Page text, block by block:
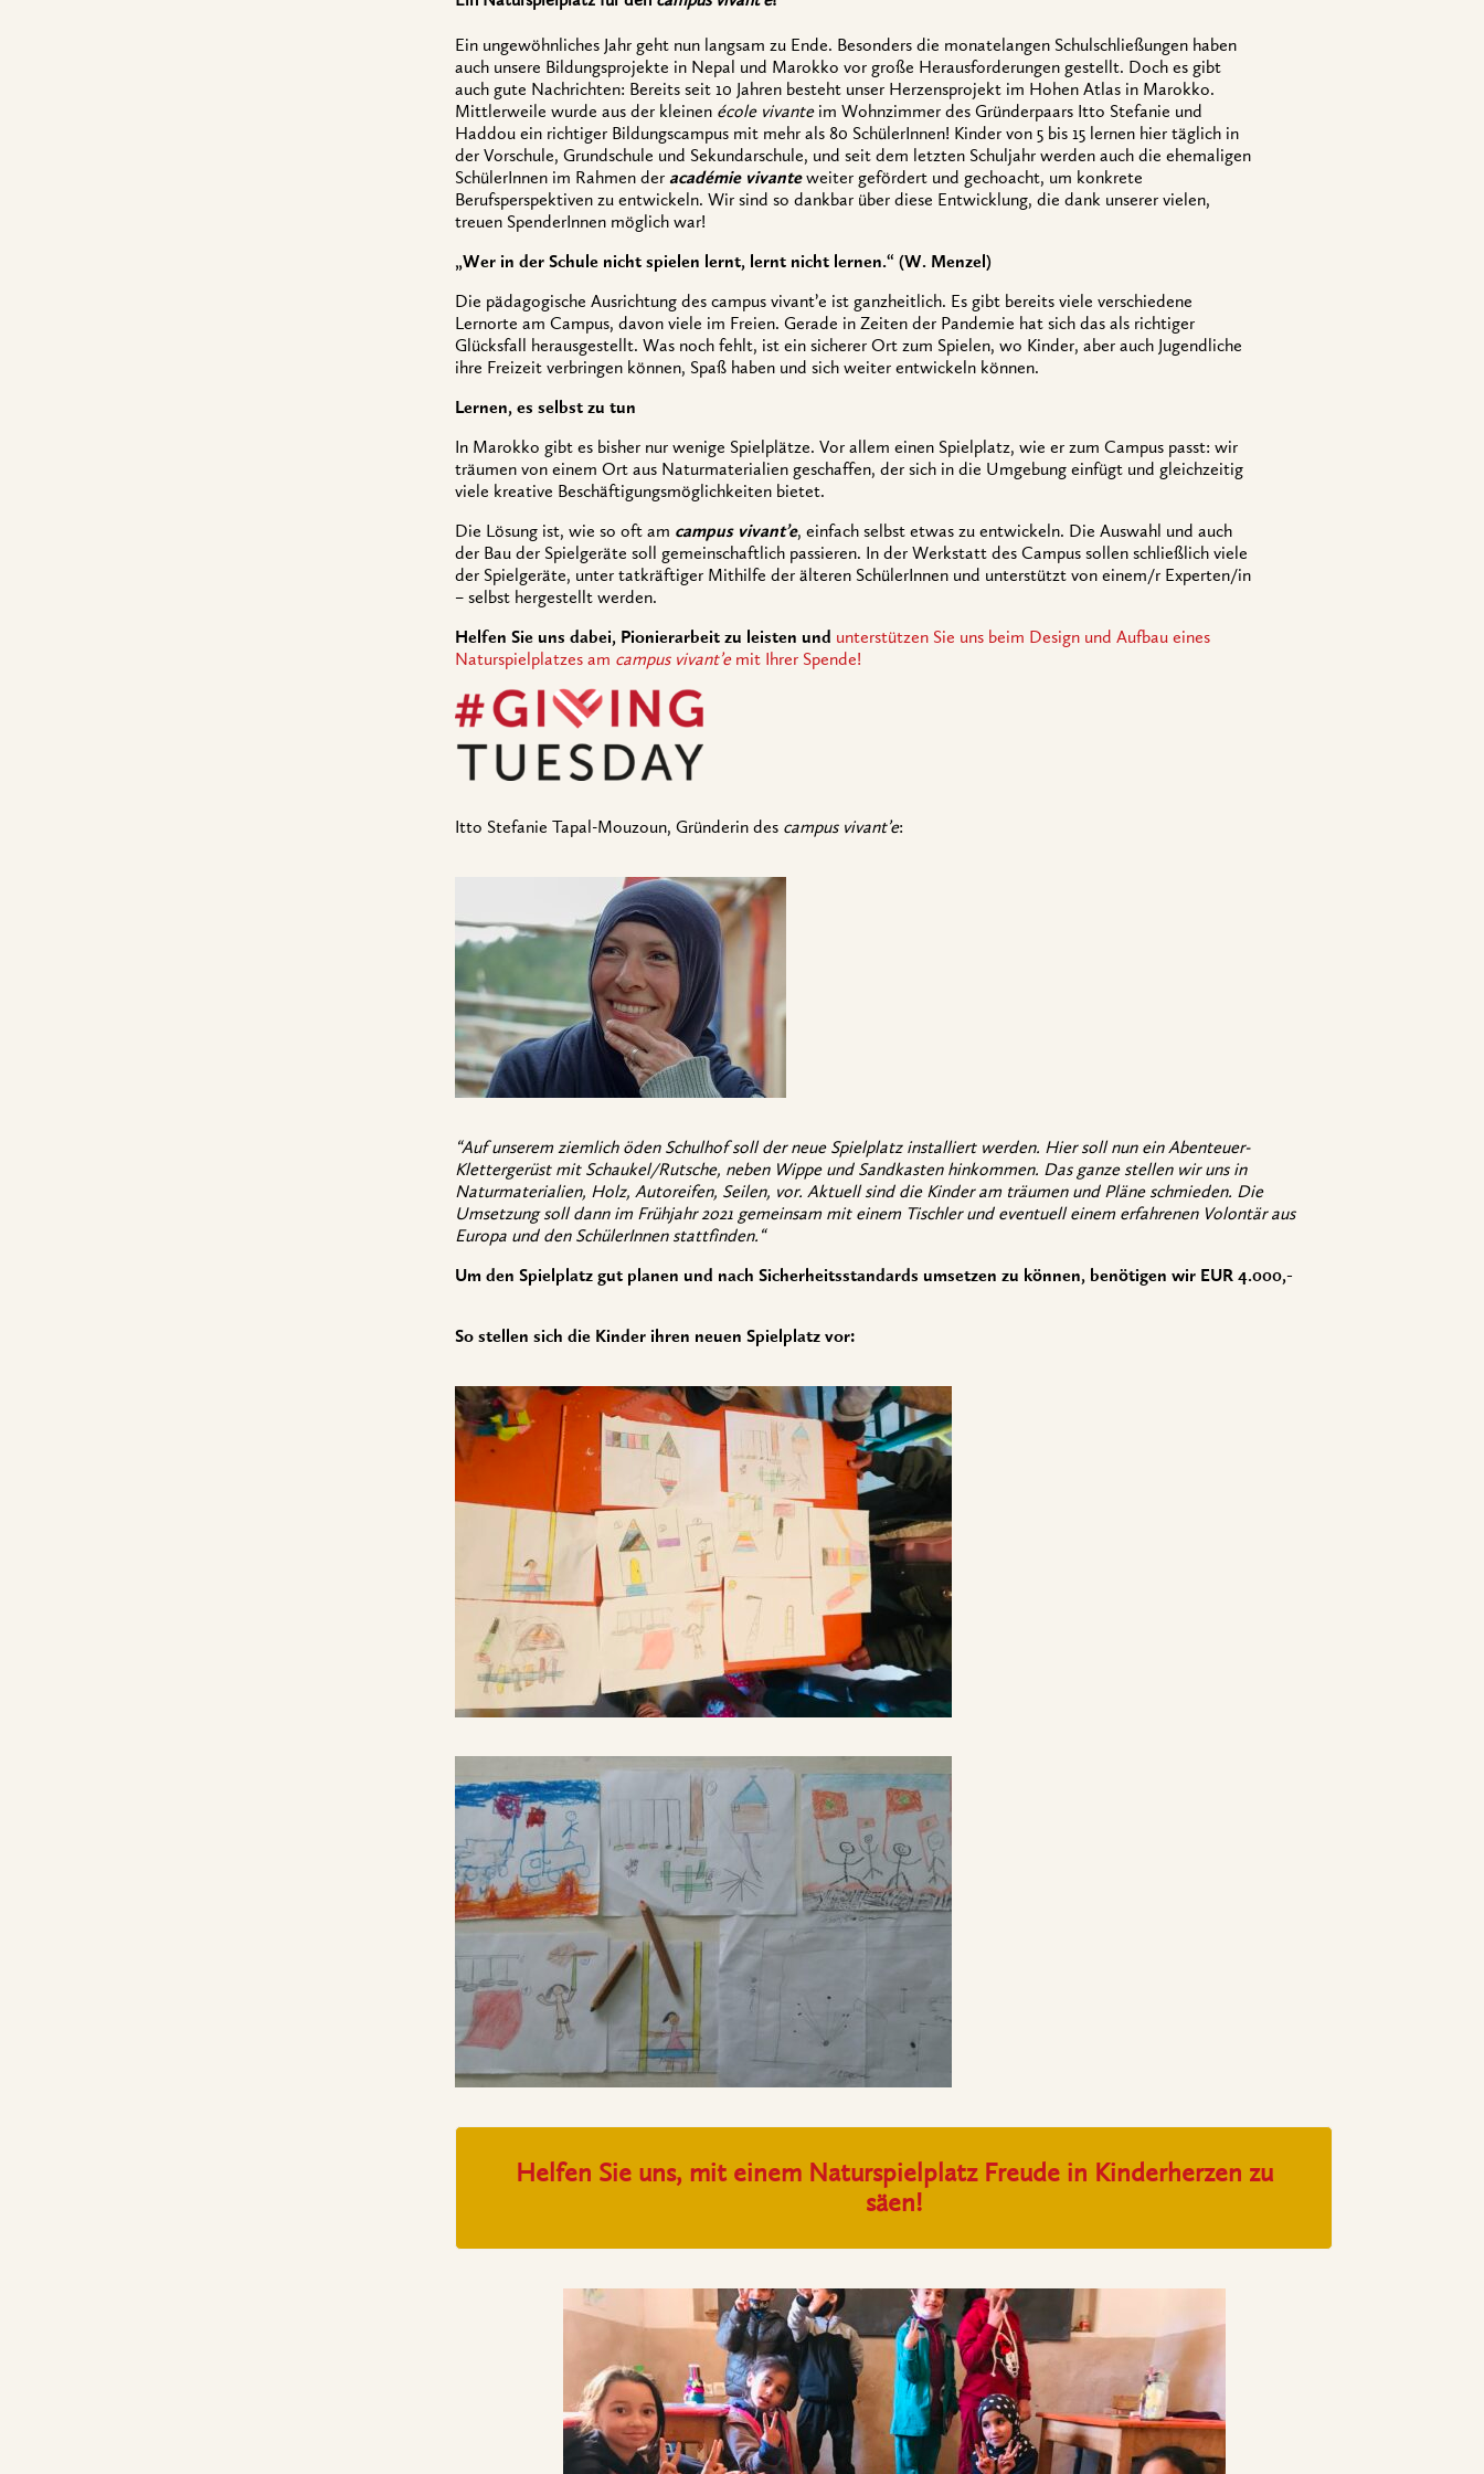
Ein ungewöhnliches Jahr geht nun langsam zu Ende. Besonders die monatelangen Schulschließungen haben
auch unsere Bildungsprojekte in Nepal und Marokko vor große Herausforderungen gestellt. Doch es gibt
auch gute Nachrichten: Bereits seit 10 Jahren besteht unser Herzensprojekt im Hohen Atlas in Marokko.
Mittlerweile wurde aus der kleinen école vivanteim Wohnzimmer des Gründerpaars Itto Stefanie und
Haddou ein richtiger Bildungscampus mit mehr als 80 SchülerInnen! Kinder von 5 bis 15 lernen hier täglich in
der Vorschule, Grundschule und Sekundarschule, und seit dem letzten Schuljahr werden auch die ehemaligen
SchülerInnen im Rahmen der académie vivanteweiter gefördert und gechoacht, um konkrete
Berufsperspektiven zu entwickeln. Wir sind so dankbar über diese Entwicklung, die dank unserer vielen,
treuen SpenderInnen möglich war!
„Wer in der Schule nicht spielen lernt, lernt nicht lernen.“ (W. Menzel)
Die pädagogische Ausrichtung des campus vivant’e ist ganzheitlich. Es gibt bereits viele verschiedene
Lernorte am Campus, davon viele im Freien. Gerade in Zeiten der Pandemie hat sich das als richtiger
Glücksfall herausgestellt. Was noch fehlt, ist ein sicherer Ort zum Spielen, wo Kinder, aber auch Jugendliche
ihre Freizeit verbringen können, Spaß haben und sich weiter entwickeln können.
Lernen, es selbst zu tun
In Marokko gibt es bisher nur wenige Spielplätze. Vor allem einen Spielplatz, wie er zum Campus passt: wir
träumen von einem Ort aus Naturmaterialien geschaffen, der sich in die Umgebung einfügt und gleichzeitig
viele kreative Beschäftigungsmöglichkeiten bietet.
Die Lösung ist, wie so oft am campus vivant’e, einfach selbst etwas zu entwickeln. Die Auswahl und auch
der Bau der Spielgeräte soll gemeinschaftlich passieren. In der Werkstatt des Campus sollen schließlich viele
der Spielgeräte, unter tatkräftiger Mithilfe der älteren SchülerInnen und unterstützt von einem/r Experten/in
– selbst hergestellt werden.
Helfen Sie uns dabei, Pionierarbeit zu leisten und unterstützen Sie uns beim Design und Aufbau eines
Naturspielplatzes am campus vivant’emit Ihrer Spende!
Itto Stefanie Tapal-Mouzoun, Gründerin des campus vivant’e:
“Auf unserem ziemlich öden Schulhof soll der neue Spielplatz installiert werden. Hier soll nun ein Abenteuer-
Klettergerüst mit Schaukel/Rutsche, neben Wippe und Sandkasten hinkommen. Das ganze stellen wir uns in
Naturmaterialien, Holz, Autoreifen, Seilen, vor. Aktuell sind die Kinder am träumen und Pläne schmieden. Die
Umsetzung soll dann im Frühjahr 2021 gemeinsam mit einem Tischler und eventuell einem erfahrenen Volontär aus
Europa und den SchülerInnen stattfinden.“
Um den Spielplatz gut planen und nach Sicherheitsstandards umsetzen zu können, benötigen wir EUR 4.000,-
So stellen sich die Kinder ihren neuen Spielplatz vor:
Helfen Sie uns, mit einem Naturspielplatz Freude in Kinderherzen zu
säen!